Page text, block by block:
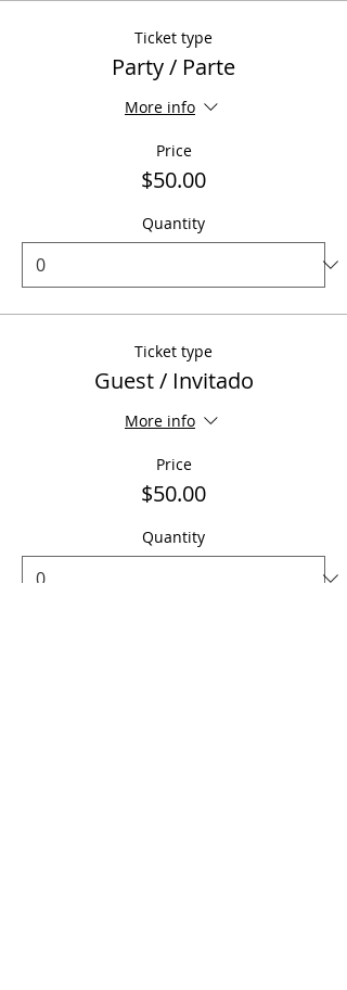
Ticket type
Party / Parte
More info
Price
$50.00
Quantity
Ticket type
Guest / Invitado
More info
Price
$50.00
Quantity